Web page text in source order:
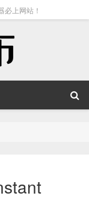
必上网站！